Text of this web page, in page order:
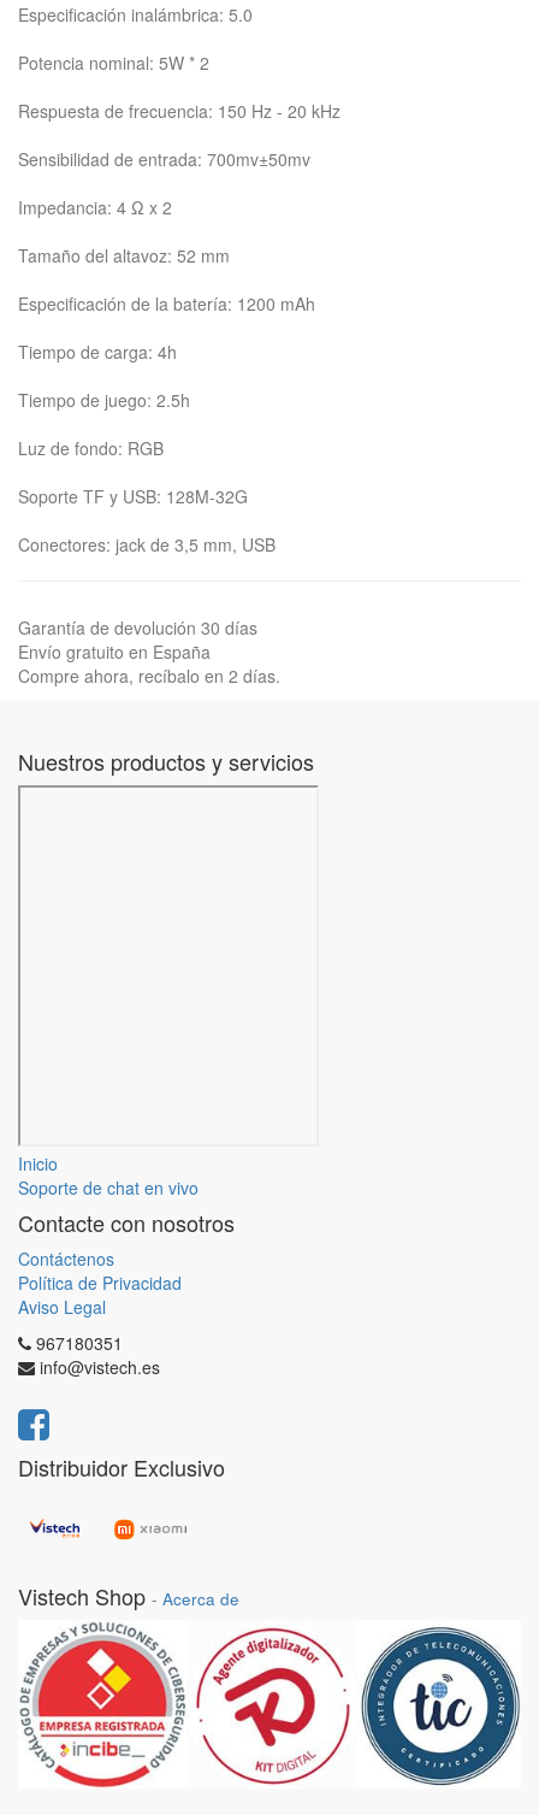
Especificación inalámbrica: 5.0
Potencia nominal: 5W * 2
Respuesta de frecuencia: 150 Hz - 20 kHz
Sensibilidad de entrada: 700mv±50mv
Impedancia: 4 Ω x 2
Tamaño del altavoz: 52 mm
Especificación de la batería: 1200 mAh
Tiempo de carga: 4h
Tiempo de juego: 2.5h
Luz de fondo: RGB
Soporte TF y USB: 128M-32G
Conectores: jack de 3,5 mm, USB
Garantía de devolución 30 días
Envío gratuito en España
Compre ahora, recíbalo en 2 días.
Nuestros productos y servicios
Inicio
Soporte de chat en vivo
Contacte con nosotros
Contáctenos
Política de Privacidad
Aviso Legal
967180351
info@vistech.es
Distribuidor Exclusivo
Vistech Shop - Acerca de